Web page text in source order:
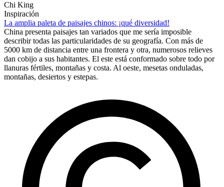
Chi King
Inspiración
La amplia paleta de paisajes chinos: ¡qué diversidad!
China presenta paisajes tan variados que me sería imposible
describir todas las particularidades de su geografía. Con más de
5000 km de distancia entre una frontera y otra, numerosos relieves
dan cobijo a sus habitantes. El este está conformado sobre todo por
llanuras fértiles, montañas y costa. Al oeste, mesetas onduladas,
montañas, desiertos y estepas.